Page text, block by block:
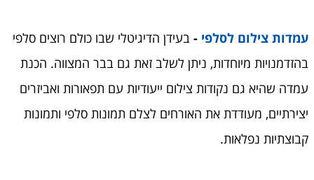
עמדות צילום לסלפי - בעידן הדיגיטלי שבו כולם רוצים סלפי
בהזדמנויות מיוחדות, ניתן לשלב זאת גם בבר המצווה. הכנת
עמדה שהיא גם נקודות צילום ייעודיות עם תפאורות ואביזרים
יצירתיים, מעודדת את האורחים לצלם תמונות סלפי ותמונות
קבוצתיות נפלאות.